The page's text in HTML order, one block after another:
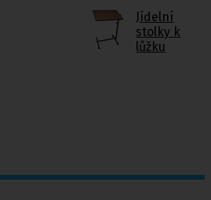
Jídelní
stolky k
lůžku